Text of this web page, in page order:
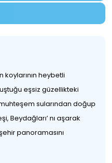
koylarının heybetli
eşsiz güzellikteki
sularından doğup
Beydağları’ nı aşarak
panoramasını